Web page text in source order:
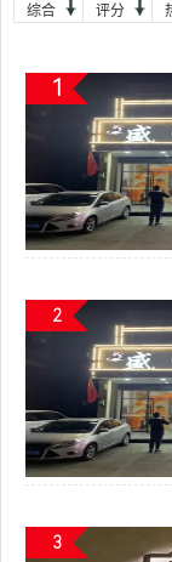
综合 评分
1
2
3